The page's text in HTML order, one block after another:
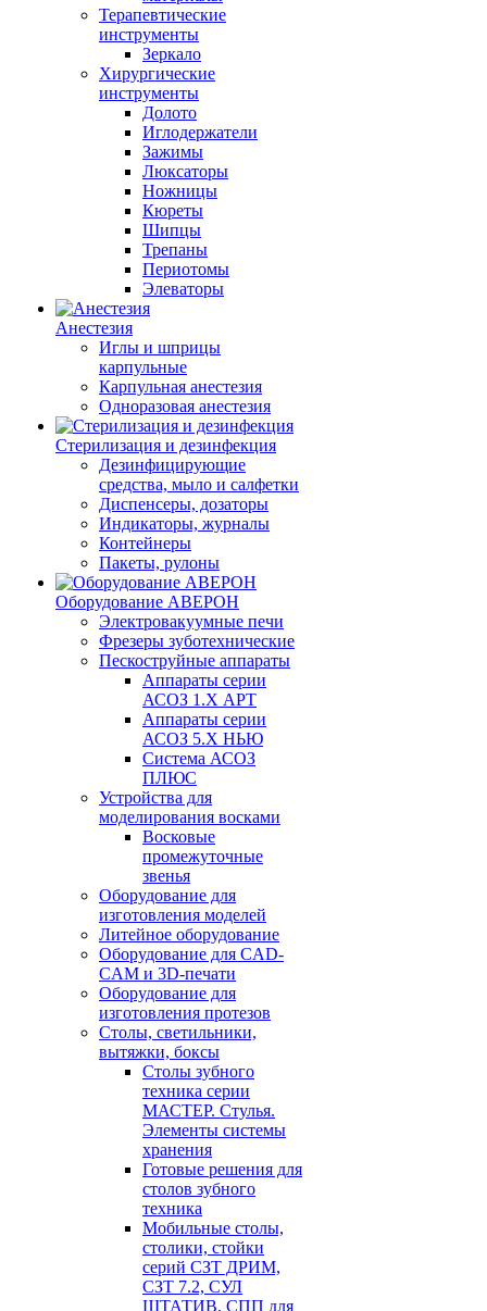
Терапевтические
инструменты
Зеркало
Хирургические
инструменты
Долото
Иглодержатели
Зажимы
Люксаторы
Ножницы
Кюреты
Шипцы
Трепаны
Периотомы
Элеваторы
Анестезия
Иглы и шприцы
карпульные
Карпульная анестезия
Одноразовая анестезия
Стерилизация и дезинфекция
Дезинфицирующие
средства, мыло и салфетки
Диспенсеры, дозаторы
Индикаторы, журналы
Контейнеры
Пакеты, рулоны
Оборудование АВЕРОН
Электровакуумные печи
Фрезеры зуботехнические
Пескоструйные аппараты
Аппараты серии
АСОЗ 1.Х АРТ
Аппараты серии
АСОЗ 5.Х НЬЮ
Система АСОЗ
ПЛЮС
Устройства для
моделирования восками
Восковые
промежуточные
звенья
Оборудование для
изготовления моделей
Литейное оборудование
Оборудование для CAD-
CAM и 3D-печати
Оборудование для
изготовления протезов
Cтолы, светильники,
вытяжки, боксы
Столы зубного
техника серии
МАСТЕР. Стулья.
Элементы системы
хранения
Готовые решения для
столов зубного
техника
Мобильные столы,
столики, стойки
серий СЗТ ДРИМ,
СЗТ 7.2, СУЛ
ШТАТИВ, СПП для